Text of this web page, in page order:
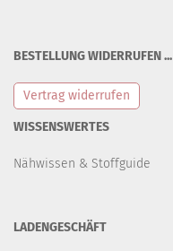
BESTELLUNG WIDERRUFEN ...
Vertrag widerrufen
WISSENSWERTES
Nähwissen & Stoffguide
LADENGESCHÄFT